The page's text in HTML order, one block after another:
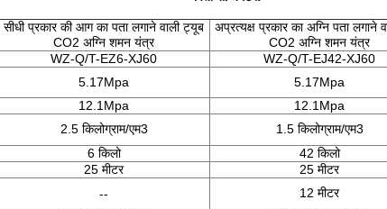
सीधी प्रकार की आग का पता लगाने वाली ट्यूब
CO2 अग्नि शमन यंत्र
अप्रत्यक्ष प्रकार का अग्नि पता लगाने
CO2 अग्नि शमन यंत्र
WZ-Q/T-EZ6-XJ60 WZ-Q/T-EJ42-XJ60
5.17Mpa 5.17Mpa
12.1Mpa 12.1Mpa
2.5 किलोग्राम/एम3 1.5 किलोग्राम/एम3
6 किलो 42 किलो
25 मीटर 25 मीटर
-- 12 मीटर